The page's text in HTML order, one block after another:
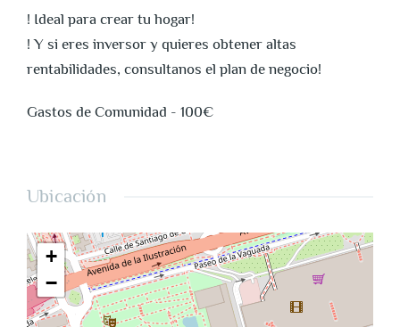
! Ideal para crear tu hogar!
! Y si eres inversor y quieres obtener altas
rentabilidades, consultanos el plan de negocio!
Gastos de Comunidad - 100€
Ubicación
+
−